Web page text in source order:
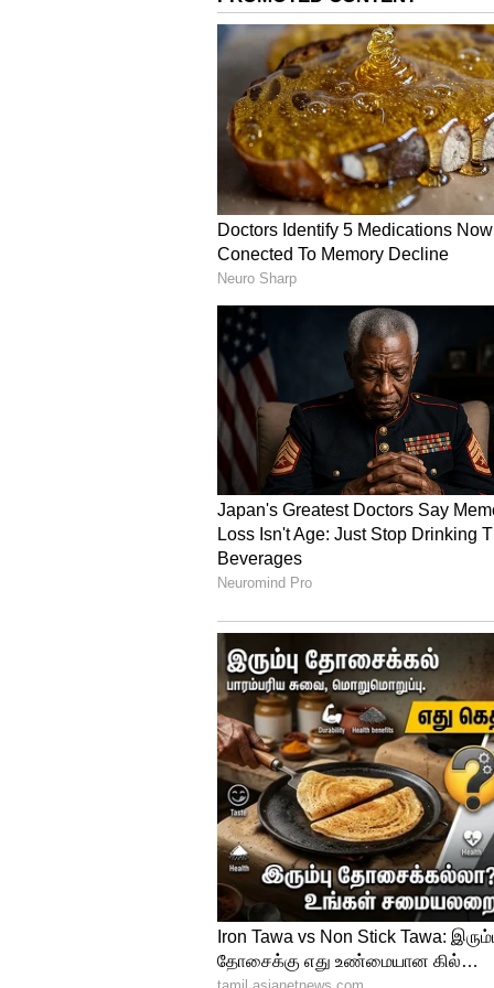
ஊழியர் ஒருவர் மோசடியில்
செய்ததாக சமூக
ஏற்படுத்தியது.
மேனகா என்பவரிடம் விசாரணை
தகவல் வெளியானது.
4
Image Credit :Asianet News
கடந்த சில மாதங்களாகப்
வழங்காமலும், நாளின்
போது, கணினி மென்பொருளில்